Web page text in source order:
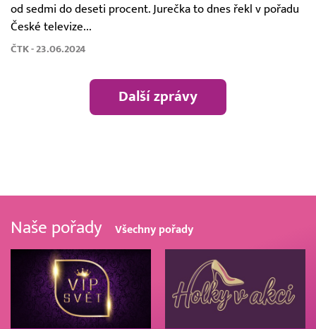
od sedmi do deseti procent. Jurečka to dnes řekl v pořadu
České televize...
ČTK - 23.06.2024
Další zprávy
Naše pořady Všechny pořady